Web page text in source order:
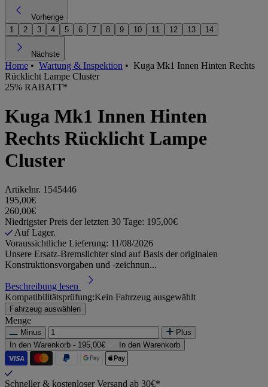
Vorherige
1
2 3 4 5 6 7 8 9 10 11 12 13 14
Nächste
Home • Wartung & Inspektion • Kuga Mk1 Innen Hinten Rechts
Rücklicht Lampe Cluster
25% RABATT*
Kuga Mk1 Innen Hinten
Rechts Rücklicht Lampe
Cluster
Artikelnr. 1545446
195,00€
260,00€
Niedrigster Preis der letzten 30 Tage: 195,00€
Auf Lager.
Voraussichtliche Lieferung: 11/08/2026
Unsere Ersatz-Bremslichter sind auf Basis der originalen
Konstruktionsvorgaben und -zeichnun...
Beschreibung lesen
Kompatibilitätsprüfung:Kein Fahrzeug ausgewählt
Fahrzeug auswählen
Menge
Minus
Plus
In den Warenkorb - 195,00€ In den Warenkorb
Schneller & kostenloser Versand ab 30€*